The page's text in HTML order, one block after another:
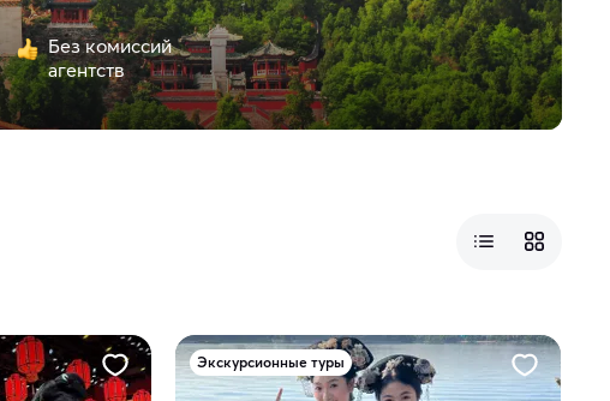
Без комиссий
агентств
Экскурсионные туры